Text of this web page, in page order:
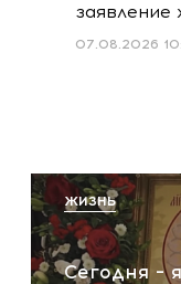
заявление
07.08.2026
Сегодня –
ЖИЗНЬ